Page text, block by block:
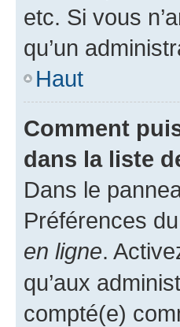
etc. Si vous
qu’un
Haut
Comment
dans la liste
Dans le
Préférences
en ligne.
qu’aux
compté(e)